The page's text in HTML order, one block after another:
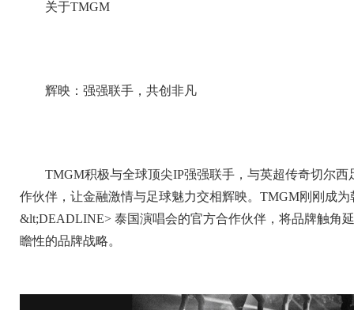
关于TMGM
辉映：强强联手，共创非凡
TMGM积极与全球顶尖IP强强联手，与英超传奇切尔
作伙伴，让金融激情与足球魅力交相辉映。TMGM刚刚成
&lt;DEADLINE> 泰国演唱会的官方合作伙伴，将品牌触角
瞻性的品牌战略。